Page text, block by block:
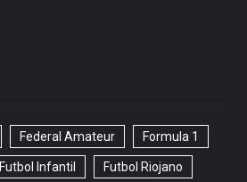
Federal Amateur Formula 1
Futbol Infantil Futbol Riojano